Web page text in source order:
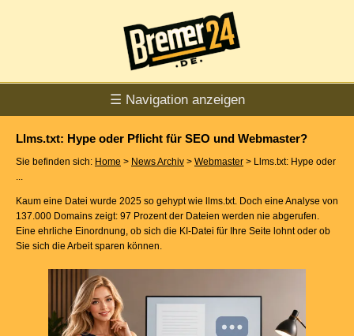
☰ Navigation anzeigen
Llms.txt: Hype oder Pflicht für SEO und Webmaster?
Sie befinden sich: Home > News Archiv > Webmaster > Llms.txt: Hype oder
...
Kaum eine Datei wurde 2025 so gehypt wie llms.txt. Doch eine Analyse von
137.000 Domains zeigt: 97 Prozent der Dateien werden nie abgerufen.
Eine ehrliche Einordnung, ob sich die KI-Datei für Ihre Seite lohnt oder ob
Sie sich die Arbeit sparen können.